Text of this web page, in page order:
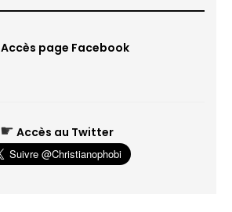
Accès page Facebook
☛ Accès au Twitter